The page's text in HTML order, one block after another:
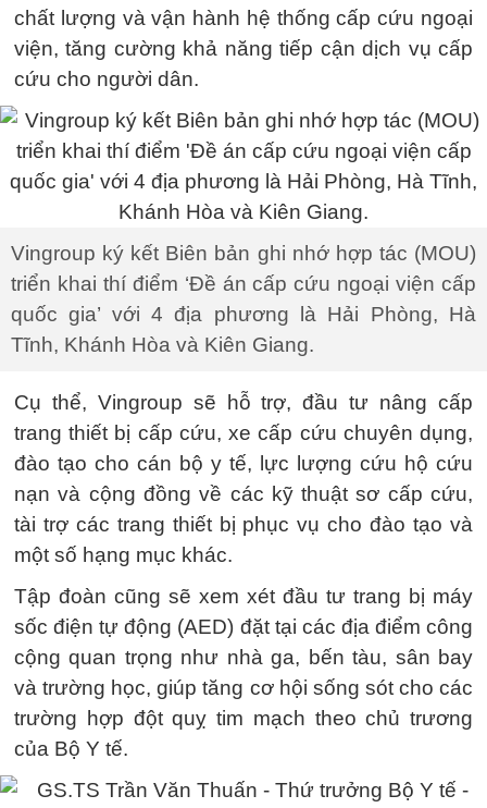
chất lượng và vận hành hệ thống cấp cứu ngoại
viện, tăng cường khả năng tiếp cận dịch vụ cấp
cứu cho người dân.
Vingroup ký kết Biên bản ghi nhớ hợp tác (MOU)
triển khai thí điểm ‘Đề án cấp cứu ngoại viện cấp
quốc gia’ với 4 địa phương là Hải Phòng, Hà
Tĩnh, Khánh Hòa và Kiên Giang.
Cụ thể, Vingroup sẽ hỗ trợ, đầu tư nâng cấp
trang thiết bị cấp cứu, xe cấp cứu chuyên dụng,
đào tạo cho cán bộ y tế, lực lượng cứu hộ cứu
nạn và cộng đồng về các kỹ thuật sơ cấp cứu,
tài trợ các trang thiết bị phục vụ cho đào tạo và
một số hạng mục khác.
Tập đoàn cũng sẽ xem xét đầu tư trang bị máy
sốc điện tự động (AED) đặt tại các địa điểm công
cộng quan trọng như nhà ga, bến tàu, sân bay
và trường học, giúp tăng cơ hội sống sót cho các
trường hợp đột quỵ tim mạch theo chủ trương
của Bộ Y tế.